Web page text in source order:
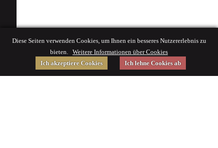
Diese Seiten verwenden Cookies, um Ihnen ein besseres Nutzererlebnis zu
bieten. Weitere Informationen über Cookies
Ich akzeptiere Cookies
Ich lehne Cookies ab